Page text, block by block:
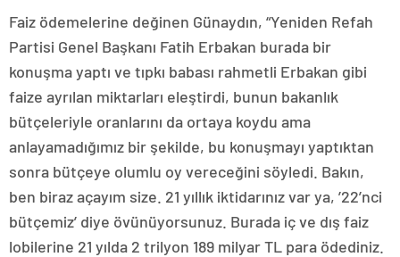
Faiz ödemelerine değinen Günaydın, “Yeniden Refah
Partisi Genel Başkanı Fatih Erbakan burada bir
konuşma yaptı ve tıpkı babası rahmetli Erbakan gibi
faize ayrılan miktarları eleştirdi, bunun bakanlık
bütçeleriyle oranlarını da ortaya koydu ama
anlayamadığımız bir şekilde, bu konuşmayı yaptıktan
sonra bütçeye olumlu oy vereceğini söyledi. Bakın,
ben biraz açayım size. 21 yıllık iktidarınız var ya, ’22’nci
bütçemiz’ diye övünüyorsunuz. Burada iç ve dış faiz
lobilerine 21 yılda 2 trilyon 189 milyar TL para ödediniz.